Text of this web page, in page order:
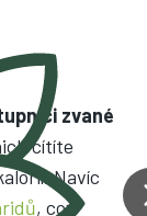
zvané
cítíte
Navíc
, což